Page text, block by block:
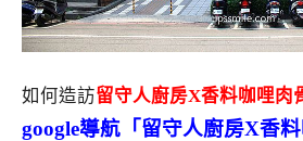
如何造訪留守人廚房X香料咖哩肉
google導航「留守人廚房X香